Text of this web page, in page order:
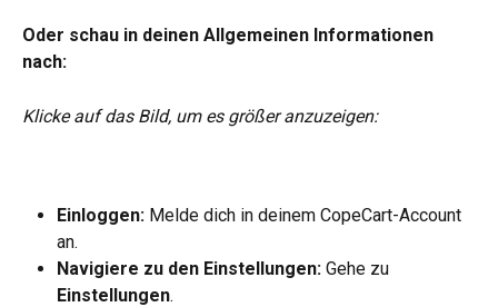
Oder schau in deinen Allgemeinen Informationen
nach:
Klicke auf das Bild, um es größer anzuzeigen:
Einloggen: Melde dich in deinem CopeCart-Account
an.
Navigiere zu den Einstellungen: Gehe zu
Einstellungen.